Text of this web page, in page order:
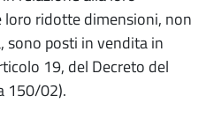
ridotte dimensioni, non
sono posti in vendita in
19, del Decreto del
150/02).